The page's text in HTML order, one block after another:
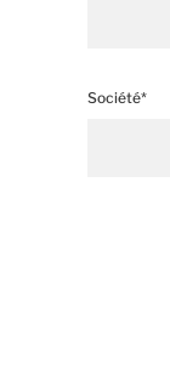
Société*